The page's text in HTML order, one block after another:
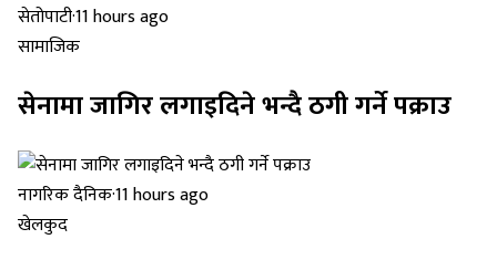
सेतोपाटी·11 hours ago
सामाजिक
सेनामा जागिर लगाइदिने भन्दै ठगी गर्ने पक्राउ
नागरिक दैनिक·11 hours ago
खेलकुद